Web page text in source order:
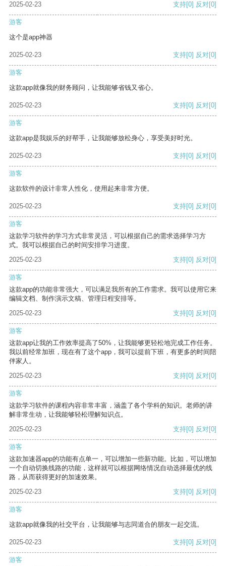
2025-02-23 支持[0] 反对[0]
游客
这个是app神器
2025-02-23 支持[0] 反对[0]
游客
这款app就像我的财务顾问，让我能够省钱又省心。
2025-02-23 支持[0] 反对[0]
游客
这款app是我娱乐的好帮手，让我能够放松身心，享受美好时光。
2025-02-23 支持[0] 反对[0]
游客
这款软件的设计非常人性化，使用起来非常方便。
2025-02-23 支持[0] 反对[0]
游客
这款学习软件的学习方式非常灵活，可以根据自己的需求选择学习方
式。我可以根据自己的时间安排学习进度。
2025-02-23
支持[0] 反对[0]
游客
这款app的功能非常强大，可以满足我所有的工作需求。我可以使用它来
编辑文档、制作演示文稿、管理日程安排等。
2025-02-23
支持[0] 反对[0]
游客
这款app让我的工作效率提高了50%，让我能够更轻松地完成工作任务。
我以前经常加班，现在有了这个app，我可以提前下班，有更多的时间陪
伴家人。
2025-02-23
支持[0] 反对[0]
游客
这款学习软件的课程内容非常丰富，涵盖了各个学科的知识。老师的讲
解非常生动，让我能够轻松理解知识点。
2025-02-23
支持[0] 反对[0]
游客
这款加速器app的功能有点单一，可以增加一些新功能。比如，可以增加
一个自动切换线路的功能，这样就可以根据网络情况自动选择最优的线
路，从而获得更好的加速效果。
2025-02-23
支持[0] 反对[0]
游客
这款app就像我的社交平台，让我能够与志同道合的朋友一起交流。
2025-02-23 支持[0] 反对[0]
游客